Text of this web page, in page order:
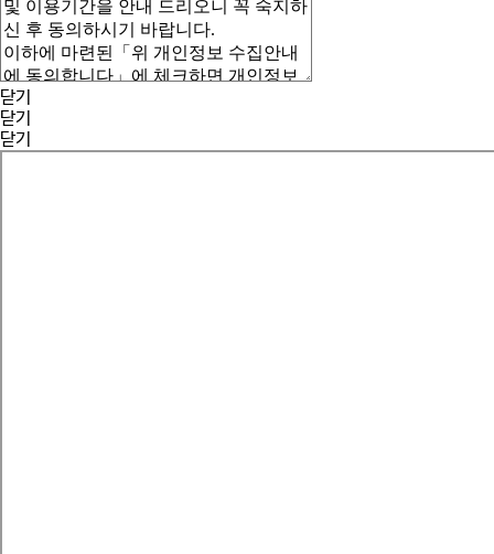
닫기
닫기
닫기